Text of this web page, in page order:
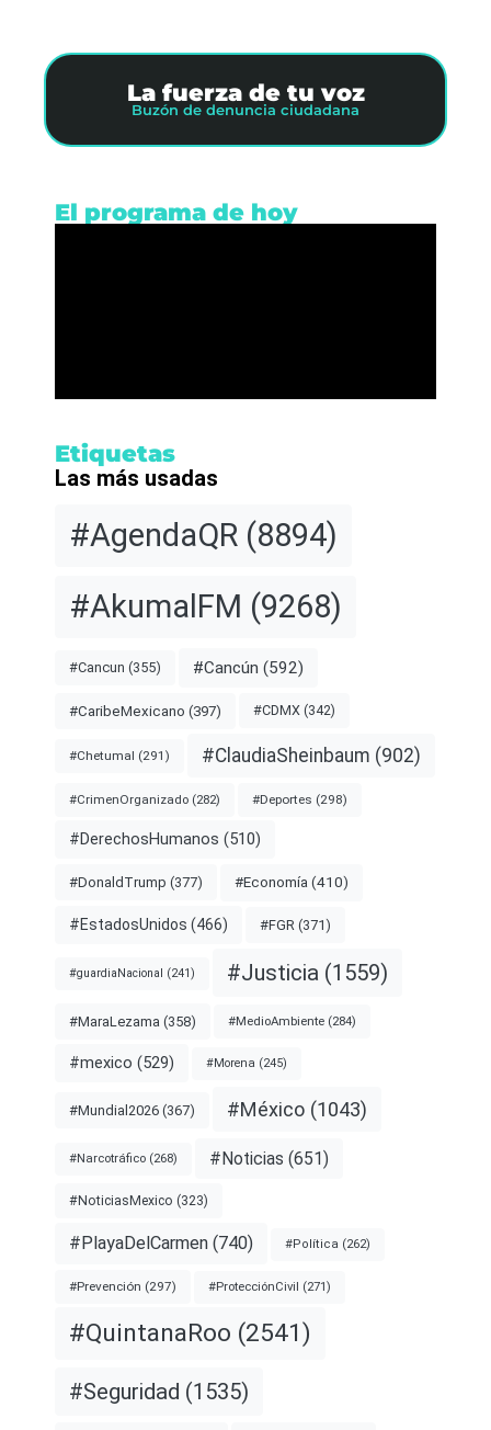
La fuerza de tu voz
Buzón de denuncia ciudadana
El programa de hoy
Etiquetas
Las más usadas
#AgendaQR (8894)
#AkumalFM (9268)
#Cancun (355) #Cancún (592)
#CaribeMexicano (397) #CDMX (342)
#Chetumal (291) #ClaudiaSheinbaum (902)
#CrimenOrganizado (282) #Deportes (298)
#DerechosHumanos (510)
#DonaldTrump (377) #Economía (410)
#EstadosUnidos (466) #FGR (371)
#guardiaNacional (241) #Justicia (1559)
#MaraLezama (358) #MedioAmbiente (284)
#mexico (529) #Morena (245)
#Mundial2026 (367) #México (1043)
#Narcotráfico (268) #Noticias (651)
#NoticiasMexico (323)
#PlayaDelCarmen (740) #Política (262)
#Prevención (297) #ProtecciónCivil (271)
#QuintanaRoo (2541)
#Seguridad (1535)